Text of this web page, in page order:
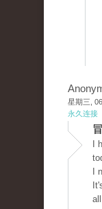
星期三,
永久连接
I
I